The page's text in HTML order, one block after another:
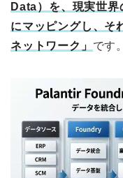
Data）を、現実世界
にマッピングし、そ
ネットワーク」 です。